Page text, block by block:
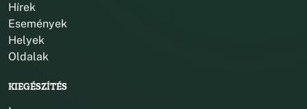
Hírek
Események
Helyek
Oldalak
KIEGÉSZÍTÉS